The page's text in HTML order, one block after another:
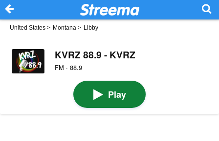
United States > Montana > Libby
KVRZ 88.9 - KVRZ
FM · 88.9
Play